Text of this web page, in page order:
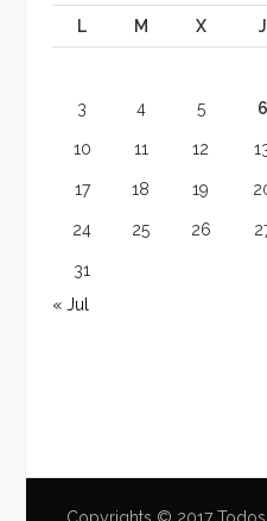
L M X J
3 4 5 6
10 11 12
17 18 19
24 25 26
31
« Jul
Copyrights © 2017